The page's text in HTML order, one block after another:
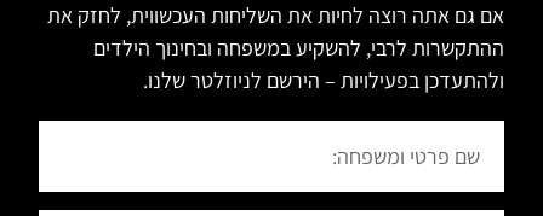
אם גם אתה רוצה לחיות את השליחות העכשווית, לחזק את
ההתקשרות לרבי, להשקיע במשפחה ובחינוך הילדים
ולהתעדכן בפעילויות – הירשם לניוזלטר שלנו.